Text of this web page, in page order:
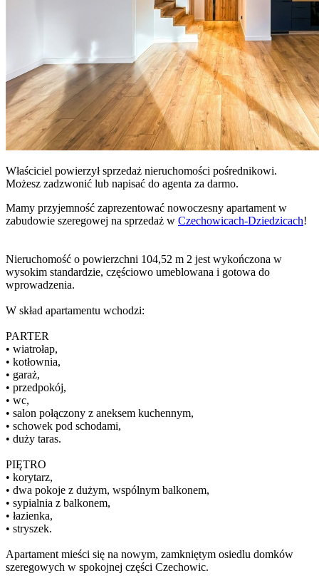
Właściciel powierzył sprzedaż nieruchomości pośrednikowi.
Możesz zadzwonić lub napisać do agenta za darmo.
Mamy przyjemność zaprezentować nowoczesny apartament w
zabudowie szeregowej na sprzedaż w Czechowicach-Dziedzicach!
Nieruchomość o powierzchni 104,52 m 2 jest wykończona w
wysokim standardzie, częściowo umeblowana i gotowa do
wprowadzenia.
W skład apartamentu wchodzi:
PARTER
• wiatrołap,
• kotłownia,
• garaż,
• przedpokój,
• wc,
• salon połączony z aneksem kuchennym,
• schowek pod schodami,
• duży taras.
PIĘTRO
• korytarz,
• dwa pokoje z dużym, wspólnym balkonem,
• sypialnia z balkonem,
• łazienka,
• stryszek.
Apartament mieści się na nowym, zamkniętym osiedlu domków
szeregowych w spokojnej części Czechowic.